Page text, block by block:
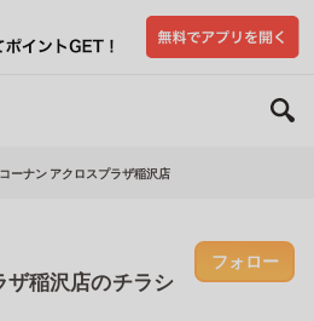
コーナン アクロスプラザ稲沢店
ザ稲沢店のチラシ
フォロー